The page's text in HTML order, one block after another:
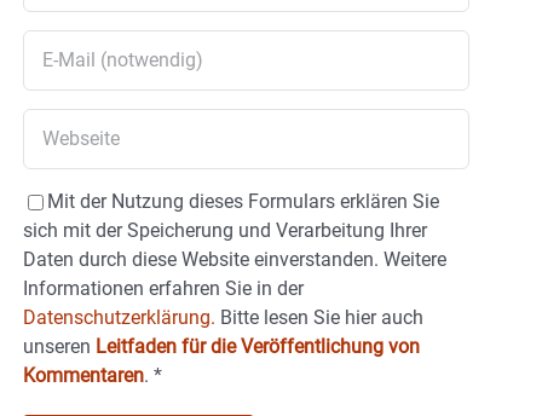
Mit der Nutzung dieses Formulars erklären Sie
sich mit der Speicherung und Verarbeitung Ihrer
Daten durch diese Website einverstanden. Weitere
Informationen erfahren Sie in der
Datenschutzerklärung. Bitte lesen Sie hier auch
unseren Leitfaden für die Veröffentlichung von
Kommentaren. *